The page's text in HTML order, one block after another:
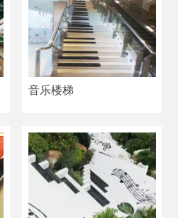
音乐楼梯